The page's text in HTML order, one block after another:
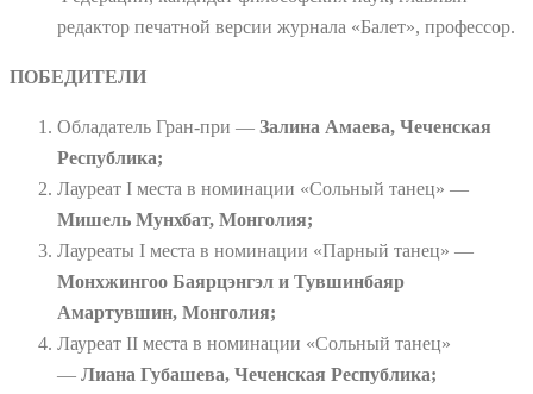
редактор печатной версии журнала «Балет», профессор.
ПОБЕДИТЕЛИ
Обладатель Гран-при — Залина Амаева, Чеченская
Республика;
Лауреат I места в номинации «Сольный танец» —
Мишель Мунхбат, Монголия;
Лауреаты I места в номинации «Парный танец» —
Монхжингоо Баярцэнгэл и Тувшинбаяр
Амартувшин, Монголия;
Лауреат II места в номинации «Сольный танец»
— Лиана Губашева, Чеченская Республика;